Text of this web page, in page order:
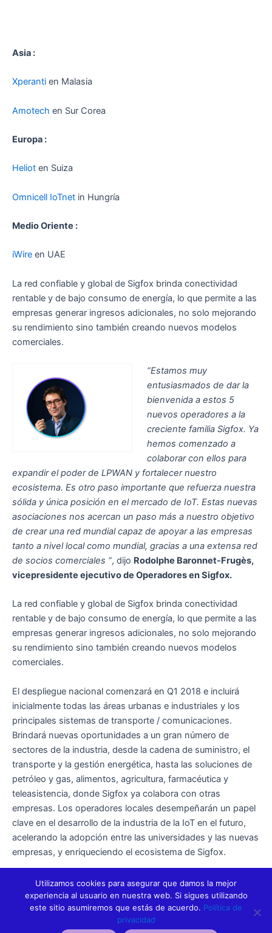
Asia :
Xperanti en Malasia
Amotech en Sur Corea
Europa :
Heliot en Suiza
Omnicell IoTnet in Hungría
Medio Oriente :
iWire en UAE
La red confiable y global de Sigfox brinda conectividad
rentable y de bajo consumo de energía, lo que permite a las
empresas generar ingresos adicionales, no solo mejorando
su rendimiento sino también creando nuevos modelos
comerciales.
“Estamos muy
entusiasmados de dar la
bienvenida a estos 5
nuevos operadores a la
creciente familia Sigfox. Ya
hemos comenzado a
colaborar con ellos para
expandir el poder de LPWAN y fortalecer nuestro
ecosistema. Es otro paso importante que refuerza nuestra
sólida y única posición en el mercado de IoT. Estas nuevas
asociaciones nos acercan un paso más a nuestro objetivo
de crear una red mundial capaz de apoyar a las empresas
tanto a nivel local como mundial, gracias a una extensa red
de socios comerciales “, dijo Rodolphe Baronnet-Frugès,
vicepresidente ejecutivo de Operadores en Sigfox.
La red confiable y global de Sigfox brinda conectividad
rentable y de bajo consumo de energía, lo que permite a las
empresas generar ingresos adicionales, no solo mejorando
su rendimiento sino también creando nuevos modelos
comerciales.
El despliegue nacional comenzará en Q1 2018 e incluirá
inicialmente todas las áreas urbanas e industriales y los
principales sistemas de transporte / comunicaciones.
Brindará nuevas oportunidades a un gran número de
sectores de la industria, desde la cadena de suministro, el
transporte y la gestión energética, hasta las soluciones de
petróleo y gas, alimentos, agricultura, farmacéutica y
teleasistencia, donde Sigfox ya colabora con otras
empresas. Los operadores locales desempeñarán un papel
clave en el desarrollo de la industria de la IoT en el futuro,
acelerando la adopción entre las universidades y las nuevas
empresas, y enriqueciendo el ecosistema de Sigfox.
Utilizamos cookies para asegurar que damos la mejor
experiencia al usuario en nuestra web. Si sigues utilizando
este sitio asumiremos que estás de acuerdo. Política de
privacidad